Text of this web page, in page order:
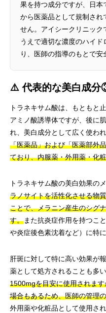
果を持つ成分ですが、日本
から医薬品として規制され
せん。アイシークリニック
うえで適切な濃度のハイ
り、医師の指導のもとで安
⚠️ 代表的な美白成分
トラネキサム酸は、もともと
アミノ酸誘導体ですが、後に
れ、美白成分として広く使わ
「医薬品」および「医薬部外
ており、内服薬・外用薬・化
トラネキサム酸の美白効果の
ラノサイトを活性化させる物
ことで、メラニン産生のシグ
す。また抗炎症作用を持つこ
や炎症後色素沈着など）に特
肝斑に対して特に高い効果が
薬として処方されることも多い
1500mgを目安に使用されま
場合もあるため、医師の管理
外用薬や化粧品として使用さ